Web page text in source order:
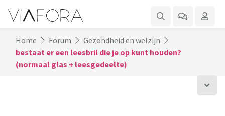
Home Forum
Gezondheid en welzijn
bestaat er een leesbril die je op kunt houden?
(normaal glas + leesgedeelte)